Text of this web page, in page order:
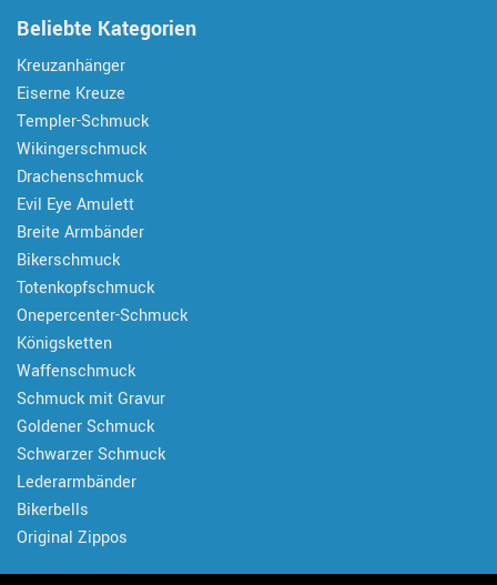
Beliebte Kategorien
Kreuzanhänger
Eiserne Kreuze
Templer-Schmuck
Wikingerschmuck
Drachenschmuck
Evil Eye Amulett
Breite Armbänder
Bikerschmuck
Totenkopfschmuck
Onepercenter-Schmuck
Königsketten
Waffenschmuck
Schmuck mit Gravur
Goldener Schmuck
Schwarzer Schmuck
Lederarmbänder
Bikerbells
Original Zippos